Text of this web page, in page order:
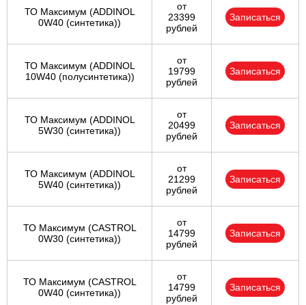
ТО Максимум (ADDINOL
0W40 (синтетика))
от
23399
рублей
Записаться
ТО Максимум (ADDINOL
10W40 (полусинтетика))
от
19799
рублей
Записаться
ТО Максимум (ADDINOL
5W30 (синтетика))
от
20499
рублей
Записаться
ТО Максимум (ADDINOL
5W40 (синтетика))
от
21299
рублей
Записаться
ТО Максимум (CASTROL
0W30 (синтетика))
от
14799
рублей
Записаться
ТО Максимум (CASTROL
0W40 (синтетика))
от
14799
рублей
Записаться